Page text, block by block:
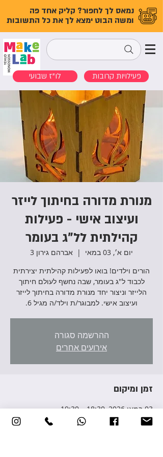
נמאס לך לחפור? קליק אחד פה
ומשה הבוט ימצא לך את כל התשובות
לו"ז שבועי פעילויות קרובות
מנורת מדורה בחיתוך לייזר
ועיצוב אישי - פעילות
קהילתית לל"ג בעומר
יום א׳, 03 במאי
  |
אברהם גירון 3
הורים וילדים! בואו לפעילות קהילתית יצירתית
לכבוד ל"ג בעומר, שבה נחשף לעולם חיתוך
הלייזר וניצור יחד מנורת מדורה בחיתוך לייזר
ועיצוב אישי. למבוגר/ת וילד/ה מגיל 6.
ההרשמה סגורה
אירועים אחרים
זמן ומיקום
03 במאי 2026, 18:30 – 19:30
אברהם גירון 3, אברהם גירון 3, יהוד מונוסון,
ישראל